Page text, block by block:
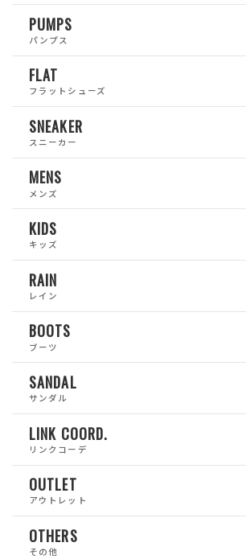
PUMPS
パンプス
FLAT
フラットシューズ
SNEAKER
スニーカー
MENS
メンズ
KIDS
キッズ
RAIN
レイン
BOOTS
ブーツ
SANDAL
サンダル
LINK COORD.
リンクコーデ
OUTLET
アウトレット
OTHERS
その他